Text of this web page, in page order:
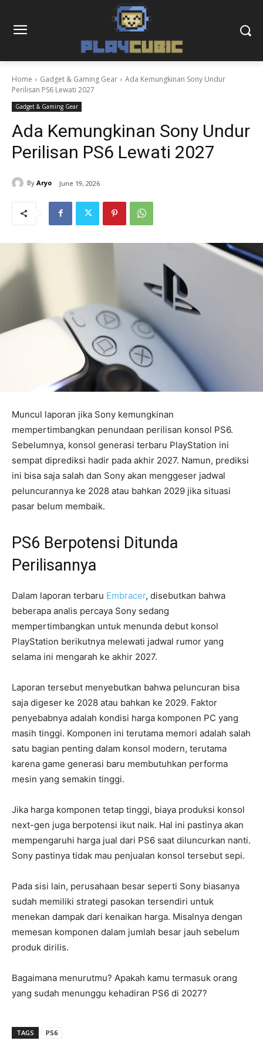
Home Gadget & Gaming Gear
Ada Kemungkinan Sony Undur
Perilisan PS6 Lewati 2027
Gadget & Gaming Gear
Ada Kemungkinan Sony Undur
Perilisan PS6 Lewati 2027
By Aryo June 19, 2026
Muncul laporan jika Sony kemungkinan
mempertimbangkan penundaan perilisan konsol PS6.
Sebelumnya, konsol generasi terbaru PlayStation ini
sempat diprediksi hadir pada akhir 2027. Namun, prediksi
ini bisa saja salah dan Sony akan menggeser jadwal
peluncurannya ke 2028 atau bahkan 2029 jika situasi
pasar belum membaik.
PS6 Berpotensi Ditunda
Perilisannya
Dalam laporan terbaru Embracer, disebutkan bahwa
beberapa analis percaya Sony sedang
mempertimbangkan untuk menunda debut konsol
PlayStation berikutnya melewati jadwal rumor yang
selama ini mengarah ke akhir 2027.
Laporan tersebut menyebutkan bahwa peluncuran bisa
saja digeser ke 2028 atau bahkan ke 2029. Faktor
penyebabnya adalah kondisi harga komponen PC yang
masih tinggi. Komponen ini terutama memori adalah salah
satu bagian penting dalam konsol modern, terutama
karena game generasi baru membutuhkan performa
mesin yang semakin tinggi.
Jika harga komponen tetap tinggi, biaya produksi konsol
next-gen juga berpotensi ikut naik. Hal ini pastinya akan
mempengaruhi harga jual dari PS6 saat diluncurkan nanti.
Sony pastinya tidak mau penjualan konsol tersebut sepi.
Pada sisi lain, perusahaan besar seperti Sony biasanya
sudah memiliki strategi pasokan tersendiri untuk
menekan dampak dari kenaikan harga. Misalnya dengan
memesan komponen dalam jumlah besar jauh sebelum
produk dirilis.
Bagaimana menurutmu? Apakah kamu termasuk orang
yang sudah menunggu kehadiran PS6 di 2027?
TAGS PS6